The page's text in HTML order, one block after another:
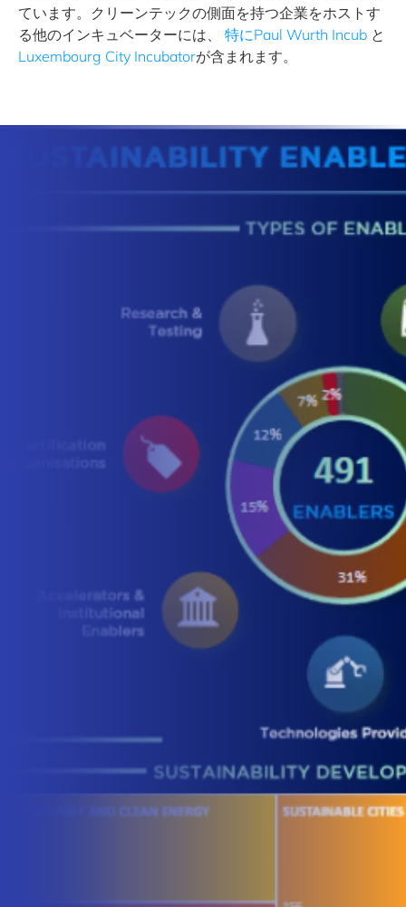
ています。クリーンテックの側面を持つ企業をホストす
る他のインキュベーターには、 特にPaul Wurth Incub と
Luxembourg City Incubatorが含まれます。